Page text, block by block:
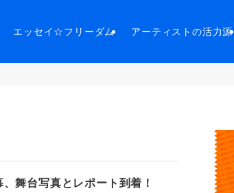
エッセイ☆フリーダム アーティストの活力源
舞台写真とレポート到着！